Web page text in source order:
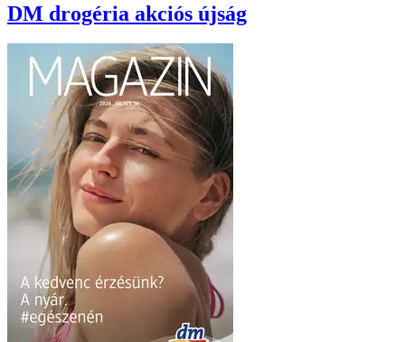
DM drogéria akciós újság